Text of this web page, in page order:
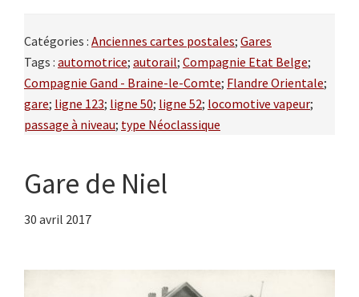
Catégories : Anciennes cartes postales; Gares
Tags : automotrice; autorail; Compagnie Etat Belge;
Compagnie Gand - Braine-le-Comte; Flandre Orientale;
gare; ligne 123; ligne 50; ligne 52; locomotive vapeur;
passage à niveau; type Néoclassique
Gare de Niel
30 avril 2017